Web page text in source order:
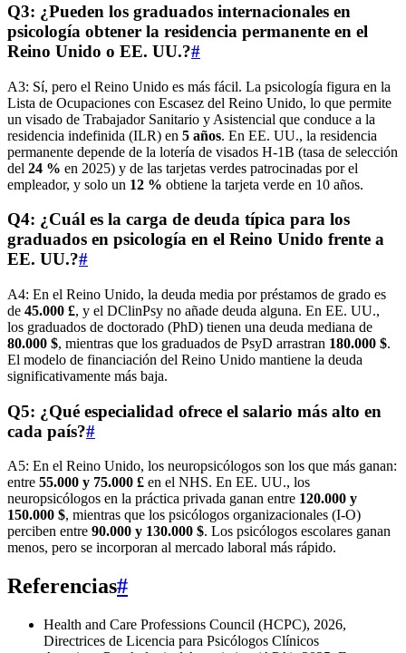
Q3: ¿Pueden los graduados internacionales en
psicología obtener la residencia permanente en el
Reino Unido o EE. UU.?#
A3: Sí, pero el Reino Unido es más fácil. La psicología figura en la
Lista de Ocupaciones con Escasez del Reino Unido, lo que permite
un visado de Trabajador Sanitario y Asistencial que conduce a la
residencia indefinida (ILR) en 5 años. En EE. UU., la residencia
permanente depende de la lotería de visados H-1B (tasa de selección
del 24 % en 2025) y de las tarjetas verdes patrocinadas por el
empleador, y solo un 12 % obtiene la tarjeta verde en 10 años.
Q4: ¿Cuál es la carga de deuda típica para los
graduados en psicología en el Reino Unido frente a
EE. UU.?#
A4: En el Reino Unido, la deuda media por préstamos de grado es
de 45.000 £, y el DClinPsy no añade deuda alguna. En EE. UU.,
los graduados de doctorado (PhD) tienen una deuda mediana de
80.000 $, mientras que los graduados de PsyD arrastran 180.000 $.
El modelo de financiación del Reino Unido mantiene la deuda
significativamente más baja.
Q5: ¿Qué especialidad ofrece el salario más alto en
cada país?#
A5: En el Reino Unido, los neuropsicólogos son los que más ganan:
entre 55.000 y 75.000 £ en el NHS. En EE. UU., los
neuropsicólogos en la práctica privada ganan entre 120.000 y
150.000 $, mientras que los psicólogos organizacionales (I-O)
perciben entre 90.000 y 130.000 $. Los psicólogos escolares ganan
menos, pero se incorporan al mercado laboral más rápido.
Referencias#
Health and Care Professions Council (HCPC), 2026,
Directrices de Licencia para Psicólogos Clínicos